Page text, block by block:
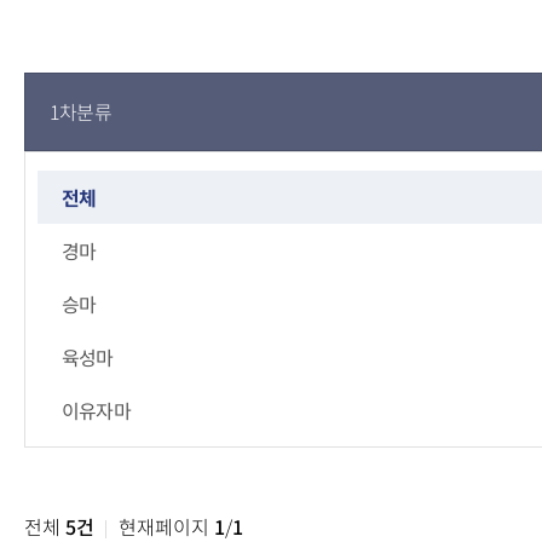
1차분류
전체
경마
승마
육성마
이유자마
전체 5건 현재페이지 1/1